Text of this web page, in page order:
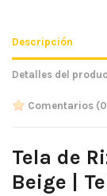
Descripción
Detalles del
Comentarios
Tela de
Beige |